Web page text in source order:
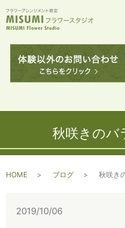
秋咲きのバ
HOME ブログ 秋咲き
2019/10/06